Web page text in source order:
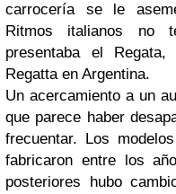
carrocería se le
Ritmos italianos no
presentaba el
Regatta en Argentina.
Un acercamiento a un
que parece haber
frecuentar. Los modelos
fabricaron entre los
posteriores hubo